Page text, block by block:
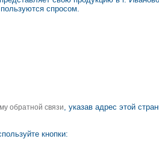
спросом.
обратной связи, указав адрес этой
кнопки: